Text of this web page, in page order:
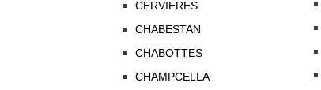
CERVIERES
CHABESTAN
CHABOTTES
CHAMPCELLA